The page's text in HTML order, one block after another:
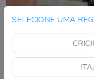
SELECIONE UMA